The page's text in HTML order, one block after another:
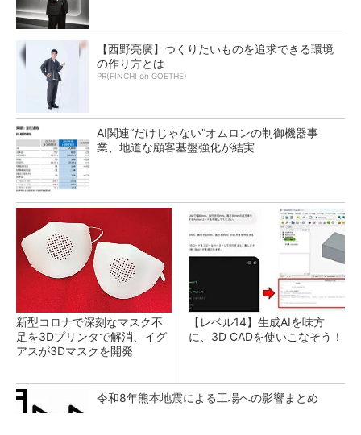
【西野亮廣】つくりたいものを追求できる環境
の作り方とは
PR(FINCHI on GOETHE)
AI関連“だけじゃない”オムロンの制御機器事
業、地道な顧客基盤強化が結実
新型コロナで深刻なマスク不
足を3Dプリンタで解消、イグ
アスが3Dマスクを開発
【レベル14】生成AIを味方
に、3D CADを使いこなそう！
令和8年熊本地震による工場への影響まとめ